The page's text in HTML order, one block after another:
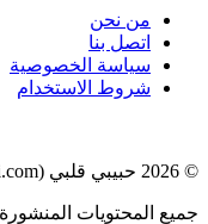
من نحن
اتصل بنا
سياسة الخصوصية
شروط الاستخدام
©
2026 حبيبي قلبي (habibialbi.com). جميع الحقوق محفوظة.
جميع المحتويات